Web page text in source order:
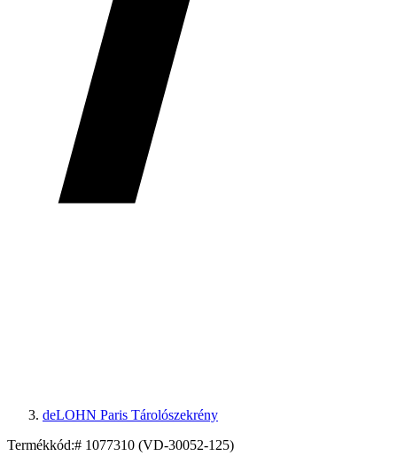
deLOHN Paris Tárolószekrény
Termékkód:# 1077310 (VD-30052-125)